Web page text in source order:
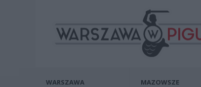
WARSZAWA MAZOWSZE